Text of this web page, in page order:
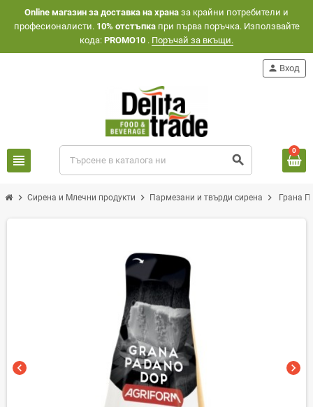
Оnline магазин за доставка на храна за крайни потребители и
професионалисти. 10% отстъпкапри първа поръчка. Използвайте
кода: PROMO10 . Поръчай за вкъщи.
view_headline search
person Вход
0
chevron_right Сирена и Млечни продукти chevron_right Пармезани и твърди сирена chevron_right Грана
chevron_left chevron_right